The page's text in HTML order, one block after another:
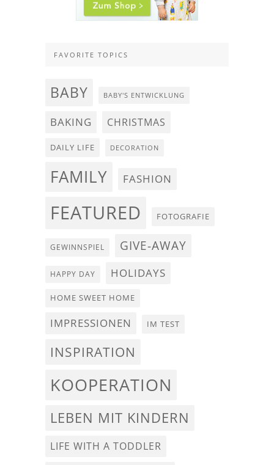
FAVORITE TOPICS
BABY BABY'S ENTWICKLUNG
BAKING CHRISTMAS
DAILY LIFE DECORATION
FAMILY FASHION
FEATURED FOTOGRAFIE
GEWINNSPIEL GIVE-AWAY
HAPPY DAY HOLIDAYS
HOME SWEET HOME
IMPRESSIONEN IM TEST
INSPIRATION
KOOPERATION
LEBEN MIT KINDERN
LIFE WITH A TODDLER